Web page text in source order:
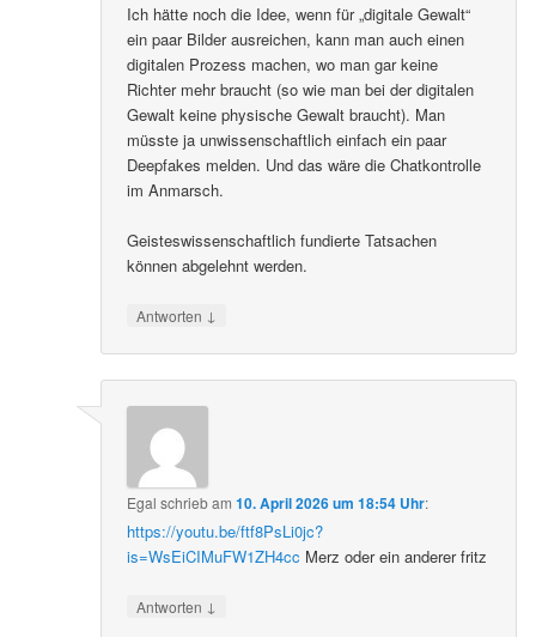
Ich hätte noch die Idee, wenn für „digitale Gewalt“
ein paar Bilder ausreichen, kann man auch einen
digitalen Prozess machen, wo man gar keine
Richter mehr braucht (so wie man bei der digitalen
Gewalt keine physische Gewalt braucht). Man
müsste ja unwissenschaftlich einfach ein paar
Deepfakes melden. Und das wäre die Chatkontrolle
im Anmarsch.
Geisteswissenschaftlich fundierte Tatsachen
können abgelehnt werden.
Antworten ↓
Egal schriebam10. April 2026 um 18:54 Uhr:
https://youtu.be/ftf8PsLi0jc?
is=WsEiCIMuFW1ZH4cc Merz oder ein anderer fritz
Antworten ↓